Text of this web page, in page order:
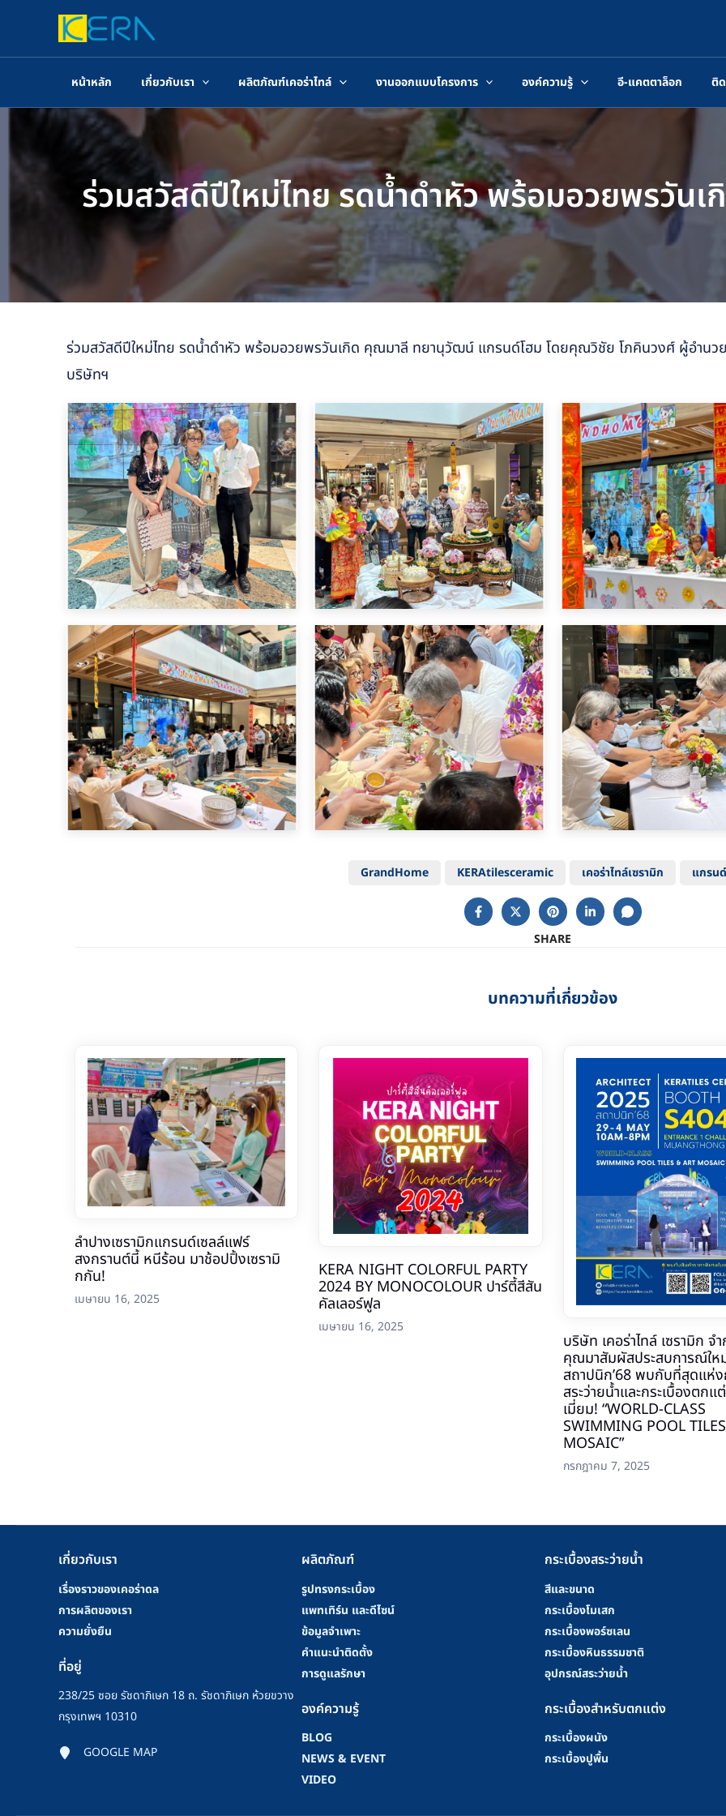
หน้าหลัก เกี่ยวกับเรา ผลิตภัณฑ์เคอร่าไทล์ งานออกแบบโครงการ องค์ความรู้ อี-แคตตาล็อก ติ
ร่วมสวัสดีปีใหม่ไทย รดน้ำดำหัว พร้อมอวยพรวั
ร่วมสวัสดีปีใหม่ไทย รดน้ำดำหัว พร้อมอวยพรวันเกิด คุณมาลี ทยานุวัฒน์ แกรนด์โฮม โดยคุณวิชัย โภคินวงศ์ ผู้อำนว
บริษัทฯ
GrandHome KERAtilesceramic เคอร่าไทล์เซรามิก แกรน
SHARE
บทความที่เกี่ยวข้อง
ลำปางเซรามิกแกรนด์เซลล์แฟร์
สงกรานต์นี้ หนีร้อน มาช้อปปิ้งเซรามิ
กกัน!
เมษายน 16, 2025
KERA NIGHT COLORFUL PARTY
2024 BY MONOCOLOUR ปาร์ตี้สีสัน
คัลเลอร์ฟูล
เมษายน 16, 2025
บริษัท เคอร่าไทล์ เซรามิก จ
คุณมาสัมผัสประสบการณ์ให
สถาปนิก’68 พบกับที่สุดแห่ง
สระว่ายน้ำและกระเบื้องตก
เมี่ยม! “WORLD-CLASS
SWIMMING POOL
MOSAIC”
กรกฎาคม 7, 2025
เกี่ยวกับเรา
เรื่องราวของเคอร่าดล
การผลิตของเรา
ความยั่งยืน
ที่อยู่
238/25 ซอย รัชดาภิเษก 18 ถ. รัชดาภิเษก ห้วยขวาง
กรุงเทพฯ 10310
GOOGLE MAP
ผลิตภัณฑ์
รูปทรงกระเบื้อง
แพทเทิร์น และดีไซน์
ข้อมูลจำเพาะ
คําแนะนําติดตั้ง
การดูแลรักษา
องค์ความรู้
BLOG
NEWS & EVENT
VIDEO
กระเบื้องสระว่ายน้ำ
สีและขนาด
กระเบื้องโมเสก
กระเบื้องพอร์ซเลน
กระเบื้องหินธรรมชาติ
อุปกรณ์สระว่ายน้ำ
กระเบื้องสำหรับตกแต่ง
กระเบื้องผนัง
กระเบื้องปูพื้น